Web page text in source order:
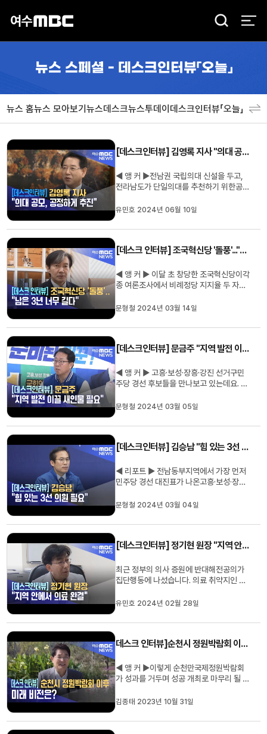
검
뉴스 스페셜 - 데스크인터뷰「오늘」
뉴스 홈뉴스 모아보기뉴스데스크뉴스투데이데스크인터뷰「오늘」 분야
[데스크인터뷰] 김영록 지사 "의대 공모, 공정하게 추진"
◀ 앵 커 ▶전남권 국립의대 신설을 두고,
전라남도가 단일의대를 추천하기 위한공모
권은 도 행정에 강한 불신을 나타내며,반발
설립방식위원회를 운영하는 등거듭 공정한
을 반드시 이뤄내겠다고 밝...
유민호 2024년 06월 10일
[데스크 인터뷰] 조국혁신당 '돌풍'..."남은 3년 너무 길다"
◀ 앵 커 ▶ 이달 초 창당한 조국혁신당이각
종 여론조사에서 비례정당 지지율 두 자릿
키고 있습니다. 정치인으로서는 처음으로
표가여수MBC와 대담을 가졌는데요. 당의
구상을 밝혔습니다. 데스...
문형철 2024년 03월 14일
[데스크인터뷰] 문금주 "지역 발전 이끌 새인물 필요"
◀ 앵 커 ▶ 고흥·보성·장흥·강진 선거구민
주당 경선 후보들을 만나보고 있는데요. 지
후보의 주요 공약 등을 직접 들어봅니다. 전
지역 발전을 위한 새 인물론을 내세우고 있
[문형철] 후보님. 안...
문형철 2024년 03월 05일
[데스크인터뷰] 김승남 "힘 있는 3선 의원 필요"
◀ 리포트 ▶ 전남동부지역에서 가장 먼저
민주당 경선 대진표가 나온고흥·보성·장흥·
권을 두고 치열한 공방을 벌이고 있습니다.
약 등을보도해 드릴 예정인데요. 먼저 현역
해선힘 있는 3선 의...
문형철 2024년 03월 04일
[데스크인터뷰] 정기현 원장 "지역 안에서 의료 완결"
최근 정부의 의사 증원에 반대해전공의가
집단행동에 나섰습니다. 의료 취약지인 우
고 있는데요. 유민호 기자가 공공의료 전문
최근 의료를 둘러싼 현안과지역의 현실에
임기 마치고 순천 현장으로...
유민호 2024년 02월 28일
데스크 인터뷰]순천시 정원박람회 이후 미래 비전은?
◀ 앵 커 ▶이렇게 순천만국제정원박람회
가 성과를 거두며 성공 개최로 마무리 될 수
김주희 기자가 노관규 순천시장과 만나 박
래 비전에 대한 구상을 들어봤습니다. 질문:
김종태 2023년 10월 31일